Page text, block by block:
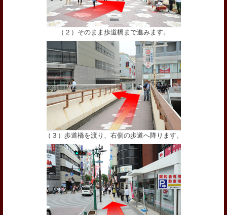
（２）そのまま歩道橋まで進みます。
（３）歩道橋を渡り、右側の歩道へ降ります。